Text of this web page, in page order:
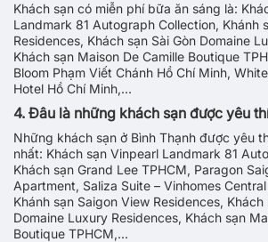
Khách sạn có miễn phí bữa ăn sáng là:
Landmark 81 Autograph Collection, Khánh
Residences, Khách sạn Sài Gòn Domaine
Khách sạn Maison De Camille Boutique
Bloom Phạm Viết Chánh Hồ Chí Minh,
Hotel Hồ Chí Minh,...
4. Đâu là những khách sạn được yêu
Những khách sạn ở Bình Thạnh được yêu
nhất: Khách sạn Vinpearl Landmark 81
Khách sạn Grand Lee TPHCM, Paragon
Apartment, Saliza Suite – Vinhomes
Khánh sạn Saigon View Residences, Khách
Domaine Luxury Residences, Khách sạn
Boutique TPHCM,...